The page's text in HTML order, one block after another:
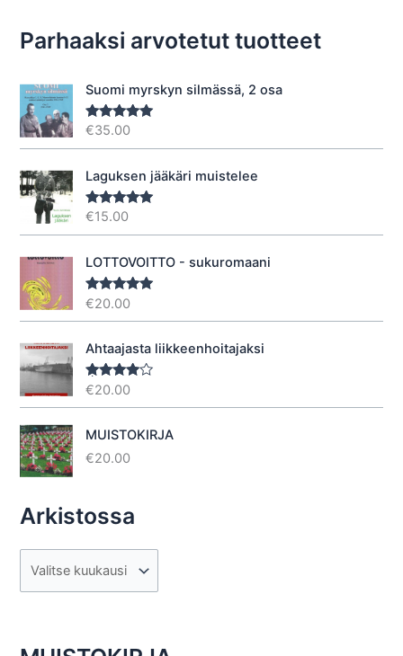
Parhaaksi arvotetut tuotteet
Suomi myrskyn silmässä, 2 osa
Arvostelu
€35.00
Laguksen jääkäri muistelee
Arvostelu
€15.00
LOTTOVOITTO - sukuromaani
Arvostelu
€20.00
Ahtaajasta liikkeenhoitajaksi
Arvostel
€20.00
MUISTOKIRJA
€20.00
Arkistossa
r